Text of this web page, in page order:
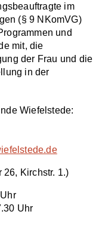
im
(§ 9 NKomVG)
und
mit, die
der Frau und die
in der
Wiefelstede:
26, Kirchstr. 1.)
Uhr